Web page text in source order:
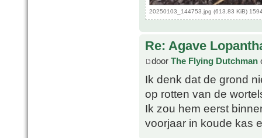
20250103_144753.jpg (613.83 KiB)
Re: Agave
door The Flying Dutchman
Ik denk dat de grond
op rotten van de
Ik zou hem eerst
voorjaar in koude kas